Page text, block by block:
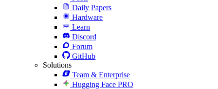
Daily Papers
Hardware
Learn
Discord
Forum
GitHub
Solutions
Team & Enterprise
Hugging Face PRO